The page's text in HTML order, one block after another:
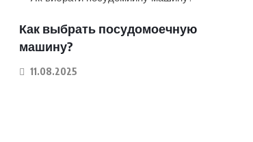
Как выбрать посудомоечную
машину?
11.08.2025